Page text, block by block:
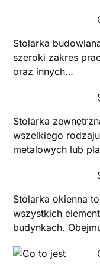
Stolarka
szeroki zakres
oraz innych…
Stolarka
wszelkiego
metalowych lub
Stolarka okienna
wszystkich
budynkach.